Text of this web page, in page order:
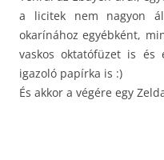
a licitek nem nagyon
okarínához egyébként,
vaskos oktatófüzet is és
igazoló papírka is :)
És akkor a végére egy